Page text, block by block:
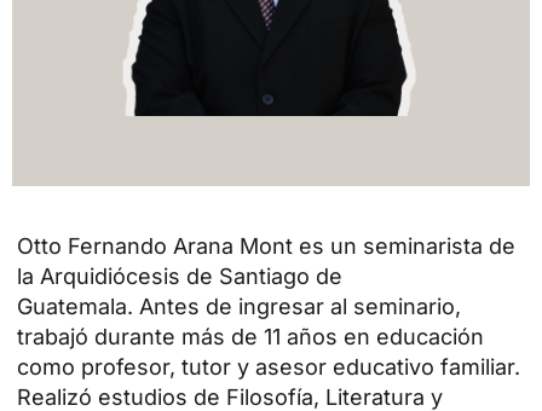
Otto Fernando Arana Mont es un seminarista de
la Arquidiócesis de Santiago de
Guatemala. Antes de ingresar al seminario,
trabajó durante más de 11 años en educación
como profesor, tutor y asesor educativo familiar.
Realizó estudios de Filosofía, Literatura y